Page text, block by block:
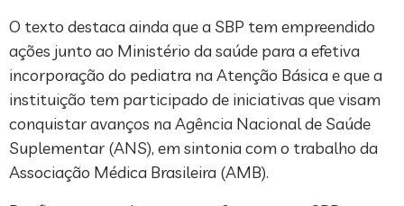
O texto destaca ainda que a SBP tem empreendido
ações junto ao Ministério da saúde para a efetiva
incorporação do pediatra na Atenção Básica e que a
instituição tem participado de iniciativas que visam
conquistar avanços na Agência Nacional de Saúde
Suplementar (ANS), em sintonia com o trabalho da
Associação Médica Brasileira (AMB).